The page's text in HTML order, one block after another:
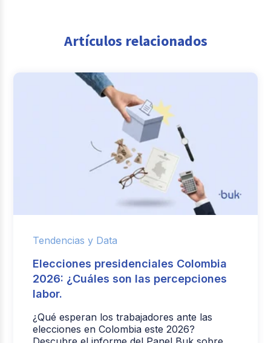
Artículos relacionados
Tendencias y Data
Elecciones presidenciales Colombia
2026: ¿Cuáles son las percepciones
labor.
¿Qué esperan los trabajadores ante las
elecciones en Colombia este 2026?